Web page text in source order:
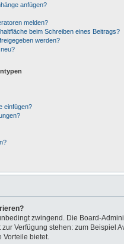
anfügen?
melden?
beim Schreiben eines Beitrags?
werden?
einfügen?
zwingend. Die Board-
Verfügung stehen: zum Beispiel
Vorteile bietet.